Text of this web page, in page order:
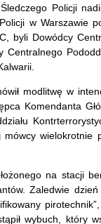
Policji
w Warszawie
byli Dowódcy
modlitwę w
Komendanta
wielokrotnie
na stacji
Zaledwie dzień
wybuch, który